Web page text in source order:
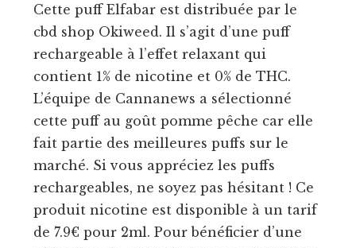
Cette puff Elfabar est distribuée par le
cbd shop Okiweed. Il s’agit d’une puff
rechargeable à l’effet relaxant qui
contient 1% de nicotine et 0% de THC.
L’équipe de Cannanews a sélectionné
cette puff au goût pomme pêche car elle
fait partie des meilleures puffs sur le
marché. Si vous appréciez les puffs
rechargeables, ne soyez pas hésitant ! Ce
produit nicotine est disponible à un tarif
de 7.9€ pour 2ml. Pour bénéficier d’une